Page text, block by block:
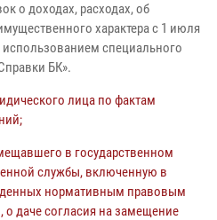
о доходах, расходах, об
характера с 1 июля
использованием специального
БК».
лица по фактам
в государственном
службы, включенную в
нормативным правовым
даче согласия на замещение